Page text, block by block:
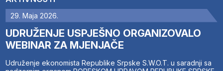
29. Maja 2026.
UDRUŽENJE USPJEŠNO ORGANIZOVALO
WEBINAR ZA MJENJAČE
Udruženje ekonomista Republike Srpske S.W.O.T. u saradnji sa